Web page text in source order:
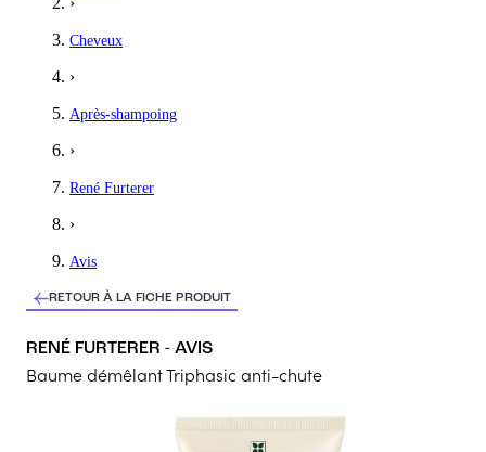
Pas vu de résultats
J’ai essayé le baume avec le shampoing et je n’ai pas vu de
3/5
Cheveux
›
Après-shampoing
›
René Furterer
›
Avis
RETOUR À LA FICHE PRODUIT
RENÉ FURTERER - AVIS
Baume démêlant Triphasic anti-chute